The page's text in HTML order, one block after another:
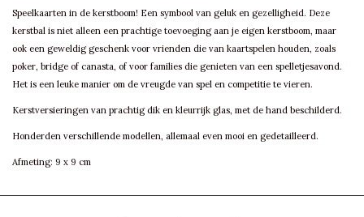
Speelkaarten in de kerstboom! Een symbool van geluk en gezelligheid. Deze
kerstbal is niet alleen een prachtige toevoeging aan je eigen kerstboom, maar
ook een geweldig geschenk voor vrienden die van kaartspelen houden, zoals
poker, bridge of canasta, of voor families die genieten van een spelletjesavond.
Het is een leuke manier om de vreugde van spel en competitie te vieren.
Kerstversieringen van prachtig dik en kleurrijk glas, met de hand beschilderd.
Honderden verschillende modellen, allemaal even mooi en gedetailleerd.
Afmeting: 9 x 9 cm